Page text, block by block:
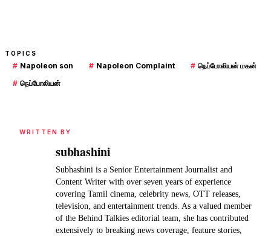
TOPICS
# Napoleon son # Napoleon Complaint # நெப்போலியன் மகன்
# நெப்போலியன்
WRITTEN BY
subhashini
Subhashini is a Senior Entertainment Journalist and
Content Writer with over seven years of experience
covering Tamil cinema, celebrity news, OTT releases,
television, and entertainment trends. As a valued member
of the Behind Talkies editorial team, she has contributed
extensively to breaking news coverage, feature stories,